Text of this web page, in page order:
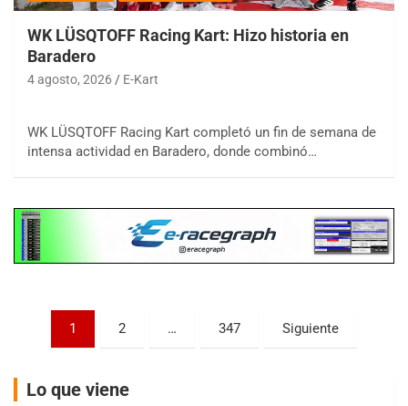
WK LÜSQTOFF Racing Kart: Hizo historia en
Baradero
4 agosto, 2026 E-Kart
WK LÜSQTOFF Racing Kart completó un fin de semana de
intensa actividad en Baradero, donde combinó…
Paginación
entradas
1 2 … 347 Siguiente
Lo que viene
08/09-AGO
Ramiro Tot (Asfalto)
KDO - F6
Ciudad de Trenque Lauquen (Asfalto)
Trenque Lauquen (Buenos Aires)
Villaguay (Entre Ríos)
El Cerro (Tierra)